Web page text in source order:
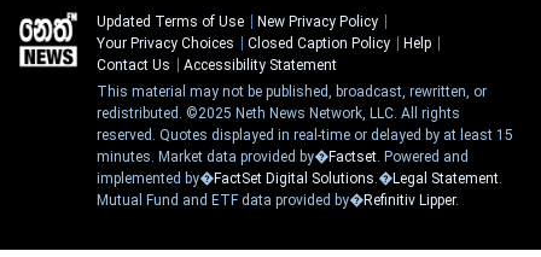
Updated Terms of Use
New Privacy Policy
Your Privacy Choices
Closed Caption Policy
Help
Contact Us
Accessibility Statement
This material may not be published, broadcast, rewritten, or
redistributed. ©2025 Neth News Network, LLC. All rights
reserved. Quotes displayed in real-time or delayed by at least 15
minutes. Market data provided by�Factset . Powered and
implemented by�FactSet Digital Solutions .�Legal Statement
Mutual Fund and ETF data provided by�Refinitiv Lipper.